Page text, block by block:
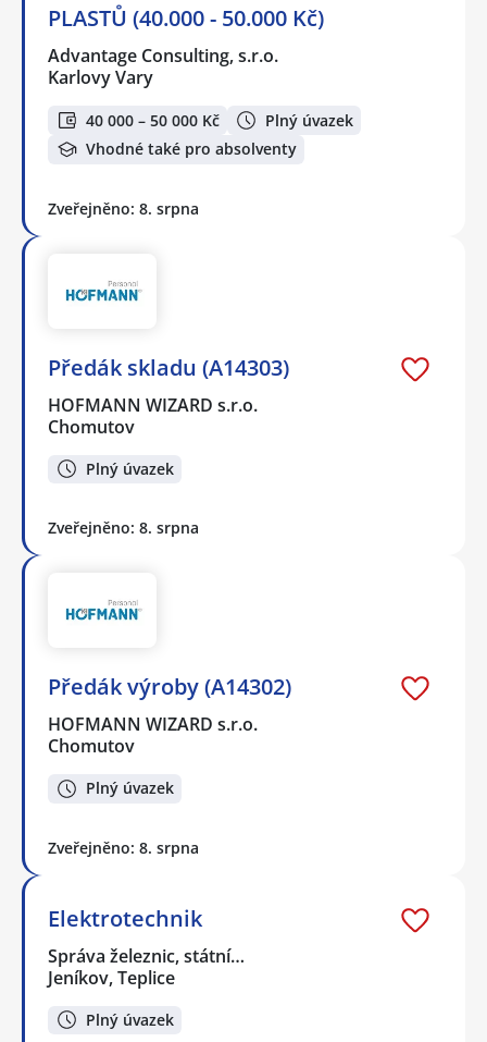
PLASTŮ (40.000 - 50.000 Kč)
Advantage Consulting, s.r.o.
Karlovy Vary
40 000 – 50 000 Kč
Plný úvazek
Vhodné také pro absolventy
Zveřejněno: 8. srpna
Předák skladu (A14303)
HOFMANN WIZARD s.r.o.
Chomutov
Plný úvazek
Zveřejněno: 8. srpna
Předák výroby (A14302)
HOFMANN WIZARD s.r.o.
Chomutov
Plný úvazek
Zveřejněno: 8. srpna
Elektrotechnik
Správa železnic, státní…
Jeníkov, Teplice
Plný úvazek